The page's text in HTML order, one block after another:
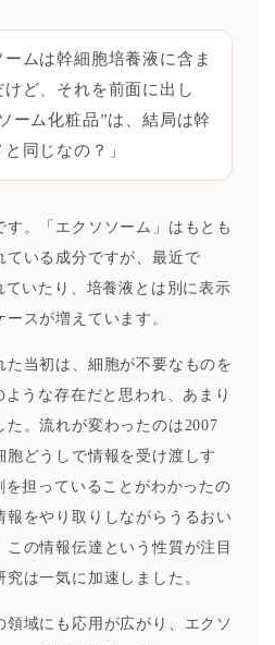
ームは幹細胞培養液に含ま
けど、それを前面に出し
ーム化粧品”は、結局は幹
同じなの？」
す。「エクソソーム」はもとも
ている成分ですが、最近で
ていたり、培養液とは別に表示
スが増えています。
た当初は、細胞が不要なものを
うな存在だと思われ、あまり
。流れが変わったのは2007
どうしで情報を受け渡しす
を担っていることがわかったの
報をやり取りしながらうるおい
の情報伝達という性質が注目
は一気に加速しました。
域にも応用が広がり、エクソ